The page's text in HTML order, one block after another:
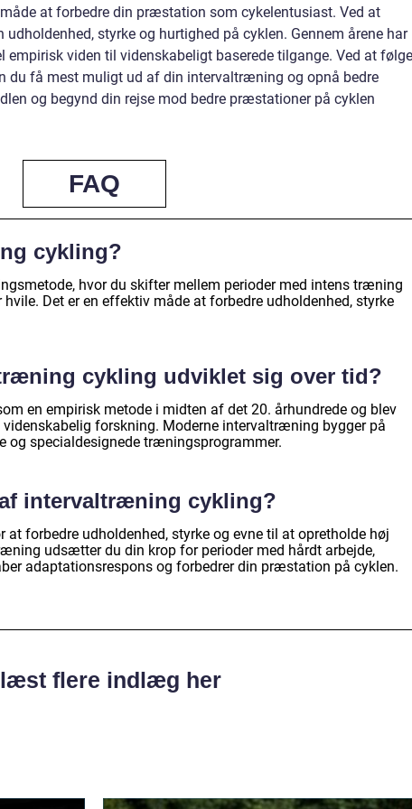
at forbedre din præstation som cykelentusiast. Ved at
styrke og hurtighed på cyklen. Gennem årene har
viden til videnskabeligt baserede tilgange. Ved at følge
du få mest muligt ud af din intervaltræning og opnå bedre
og begynd din rejse mod bedre præstationer på cyklen
FAQ
cykling?
hvor du skifter mellem perioder med intens træning
Det er en effektiv måde at forbedre udholdenhed, styrke
cykling udviklet sig over tid?
en empirisk metode i midten af det 20. århundrede og blev
forskning. Moderne intervaltræning bygger på
og specialdesignede træningsprogrammer.
intervaltræning cykling?
forbedre udholdenhed, styrke og evne til at opretholde høj
udsætter du din krop for perioder med hårdt arbejde,
adaptationsrespons og forbedrer din præstation på cyklen.
læst flere indlæg her